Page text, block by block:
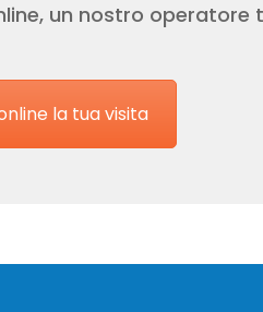
un nostro operatore
la tua visita